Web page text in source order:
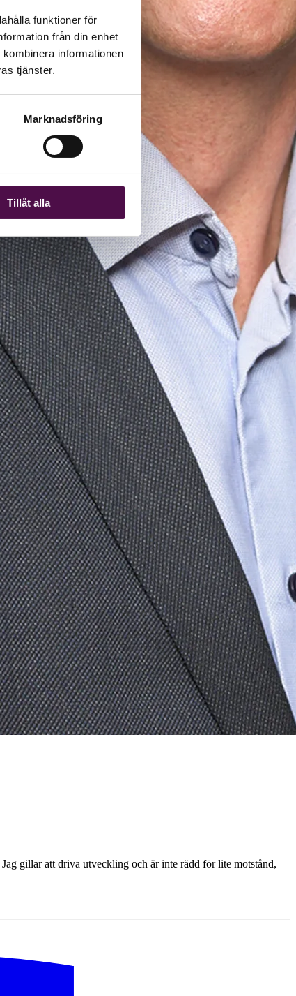
funktioner för
från din enhet
informationen
tjänster.
Marknadsföring
Tillåt alla
gillar att driva utveckling och är inte rädd för lite motstånd,